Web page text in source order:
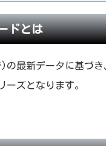
ドとは
の最新データに基づ
ーズとなります。